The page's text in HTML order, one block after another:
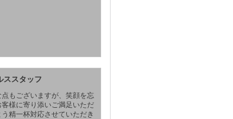
ススタッフ
点もございますが、笑顔を忘
客様に寄り添いご満足いただ
う精一杯対応させていただき